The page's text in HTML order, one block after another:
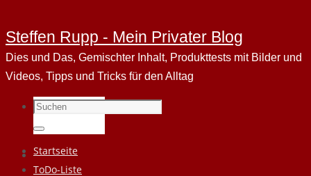
Steffen Rupp - Mein Privater Blog
Dies und Das, Gemischter Inhalt, Produkttests mit Bilder und
Videos, Tipps und Tricks für den Alltag
Suchen
nach:
Suchen
Zum
Inhalt
Startseite
ToDo-Liste